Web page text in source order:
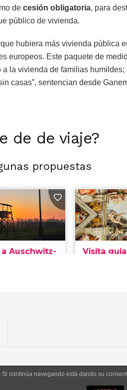
de cesión obligatoria, para
público de vivienda.
hubiera más vivienda pública
europeos. Este paquete de
la vivienda de familias humildes;
casas”, sentencian desde
de de viaje?
propuestas
continúa navegando está dando su